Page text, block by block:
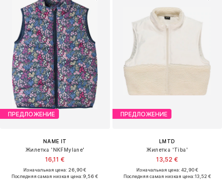
ПРЕДЛОЖЕНИЕ
NAME IT
Жилетка 'NKFMylane'
16,11 €
Изначальная цена: 26,90 €
Последняя самая низкая цена:9,56 €
ПРЕДЛОЖЕНИЕ
LMTD
Жилетка 'Tiba'
13,52 €
Изначальная цена: 42,90 €
Последняя самая низкая цена:13,52 €